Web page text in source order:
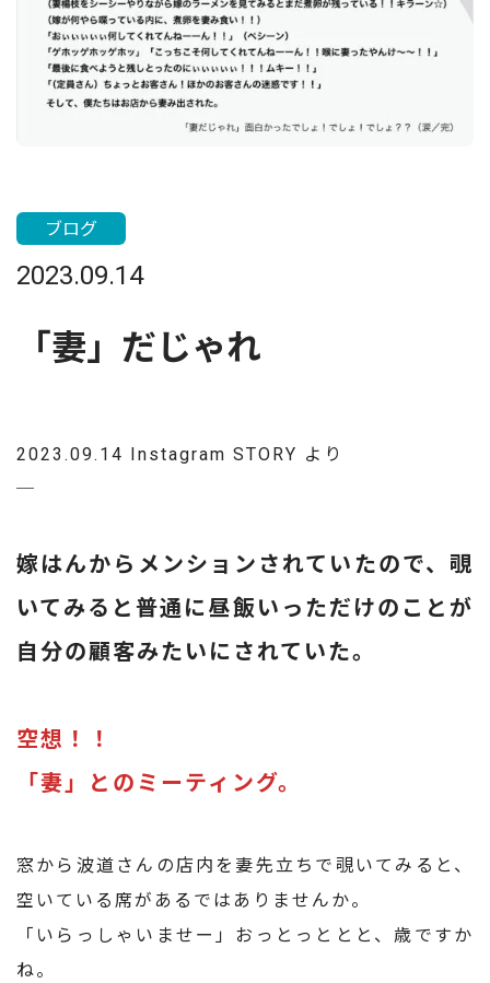
2023.09.14
ブログ
「妻」だじゃれ
2023.09.14 Instagram STORY より
─
嫁はんからメンションされていたので、覗
いてみると普通に昼飯いっただけのことが
自分の顧客みたいにされていた。
空想！！
「妻」とのミーティング。
窓から波道さんの店内を妻先立ちで覗いてみると、
空いている席があるではありませんか。
「いらっしゃいませー」おっとっととと、歳ですか
ね。